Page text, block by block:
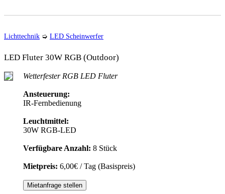
Lichttechnik ➭ LED Scheinwerfer
LED Fluter 30W RGB (Outdoor)
Wetterfester RGB LED Fluter
Ansteuerung:
IR-Fernbedienung
Leuchtmittel:
30W RGB-LED
Verfügbare Anzahl: 8 Stück
Mietpreis: 6,00€ / Tag (Basispreis)
Mietanfrage stellen